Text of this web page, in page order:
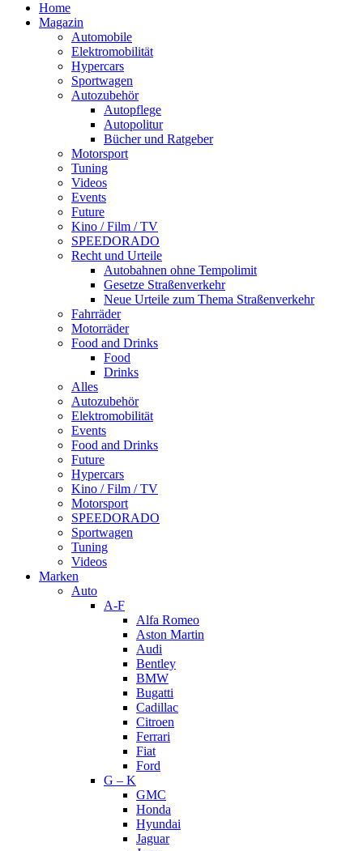
Home
Magazin
Automobile
Elektromobilität
Hypercars
Sportwagen
Autozubehör
Autopflege
Autopolitur
Bücher und Ratgeber
Motorsport
Tuning
Videos
Events
Future
Kino / Film / TV
SPEEDORADO
Recht und Urteile
Autobahnen ohne Tempolimit
Gesetze Straßenverkehr
Neue Urteile zum Thema Straßenverkehr
Fahrräder
Motorräder
Food and Drinks
Food
Drinks
Alles
Autozubehör
Elektromobilität
Events
Food and Drinks
Future
Hypercars
Kino / Film / TV
Motorsport
SPEEDORADO
Sportwagen
Tuning
Videos
Marken
Auto
A-F
Alfa Romeo
Aston Martin
Audi
Bentley
BMW
Bugatti
Cadillac
Citroen
Ferrari
Fiat
Ford
G – K
GMC
Honda
Hyundai
Jaguar